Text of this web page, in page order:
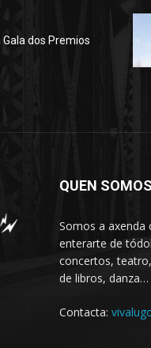
dos Premios
QUEN SOMOS
Somos a axenda
enterarte de
concertos,
de libros, danza…
Contacta: